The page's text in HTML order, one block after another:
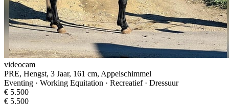
videocam
PRE, Hengst, 3 Jaar, 161 cm, Appelschimmel
Eventing · Working Equitation · Recreatief · Dressuur
€ 5.500
€ 5.500